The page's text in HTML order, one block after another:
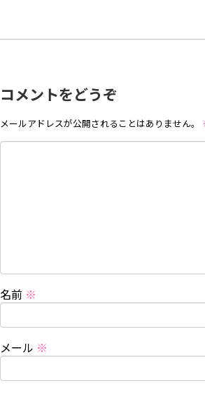
コメントをどうぞ
メールアドレスが公開されることはありません。
名前 ※
メール ※